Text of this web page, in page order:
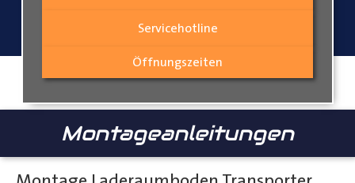
Servicehotline
Öffnungszeiten
Montageanleitungen